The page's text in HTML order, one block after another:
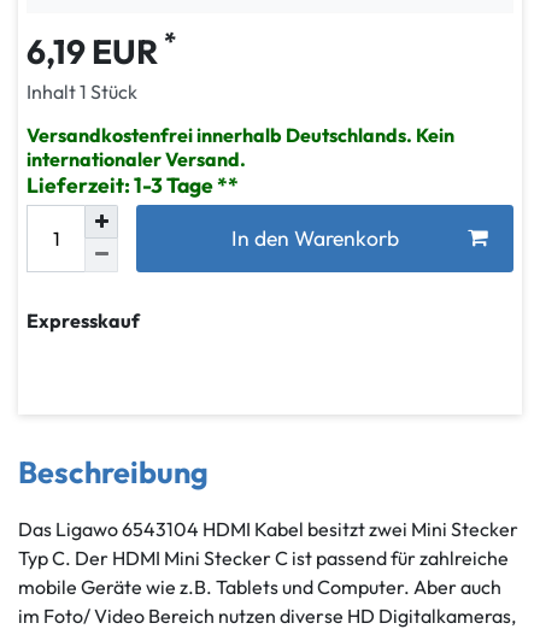
6,19 EUR *
Inhalt1 Stück
Versandkostenfrei innerhalb Deutschlands. Kein
internationaler Versand.
Lieferzeit: 1-3 Tage
In den Warenkorb
Expresskauf
Beschreibung
Das Ligawo 6543104 HDMI Kabel besitzt zwei Mini Stecker
Typ C. Der HDMI Mini Stecker C ist passend für zahlreiche
mobile Geräte wie z.B. Tablets und Computer. Aber auch
im Foto/ Video Bereich nutzen diverse HD Digitalkameras,